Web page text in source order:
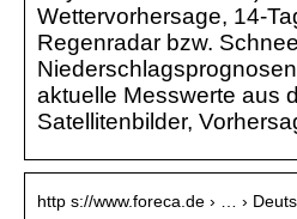
Wettervorhersage, 14-
Regenradar bzw.
aktuelle Messwerte aus
Satellitenbilder,
http s://www.foreca.de › … ›